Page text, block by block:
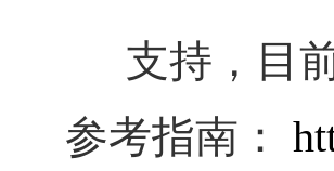
支持，目
参考指南：